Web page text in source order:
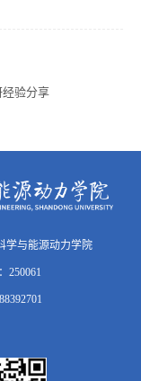
验分享
学与能源动力学院
250061